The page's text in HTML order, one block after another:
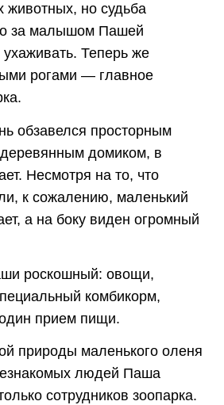
животных, но судьба
за малышом Пашей
Теперь же
рогами — главное
обзавелся просторным
домиком, в
Несмотря на то, что
к сожалению, маленький
а на боку виден огромный
роскошный: овощи,
комбикорм,
прием пищи.
природы маленького оленя
людей Паша
сотрудников зоопарка.